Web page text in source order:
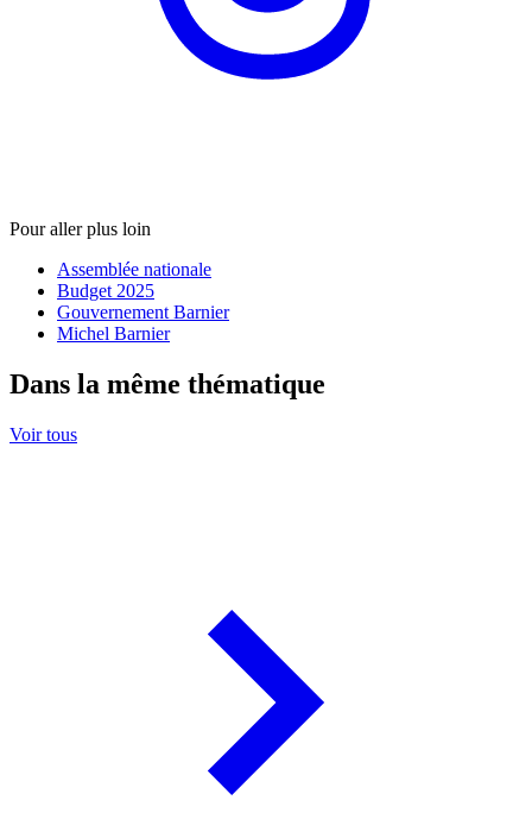
Pour aller plus loin
Assemblée nationale
Budget 2025
Gouvernement Barnier
Michel Barnier
Dans la même thématique
Voir tous